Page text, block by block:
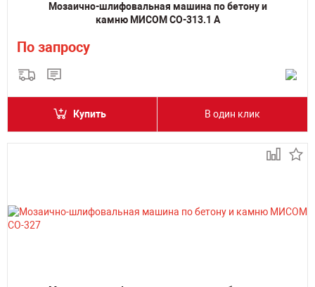
Мозаично-шлифовальная машина по бетону и
камню МИСОМ СО-313.1 А
По запросу
Купить В один клик